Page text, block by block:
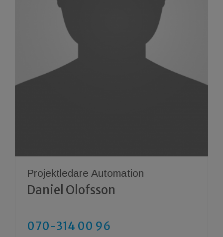
Projektledare Automation
Daniel Olofsson
070-314 00 96